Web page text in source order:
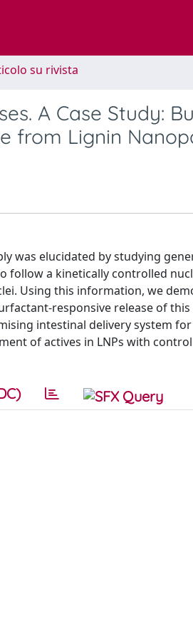
su rivista
A Case Study:
from Lignin
was elucidated by studying
follow a kinetically controlled
Using this information, we
responsive release of
intestinal delivery system
of actives in LNPs with